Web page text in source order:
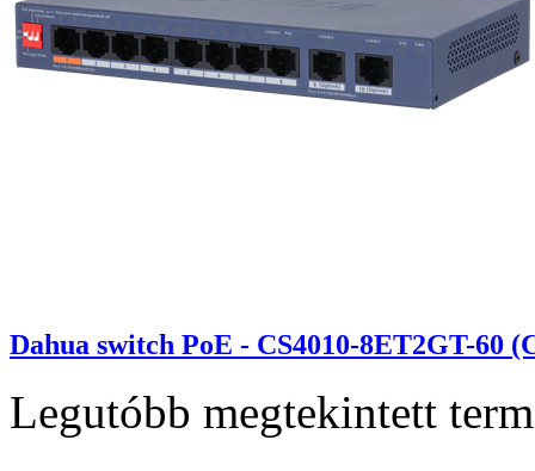
Dahua switch PoE - CS4010-8ET2GT-60
Legutóbb megtekintett